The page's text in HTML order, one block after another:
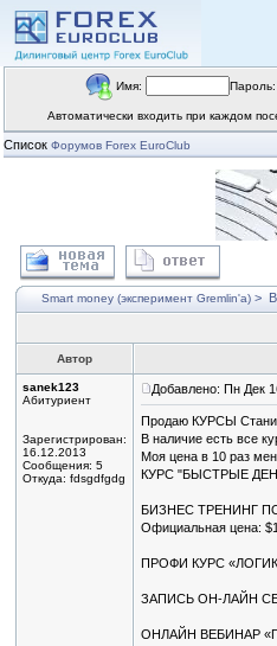
Имя: Пароль:
Автоматически входить при каждом
Список Форумов Forex EuroClub
Smart money (эксперимент Gremlin'a) >
Автор
sanek123
Абитуриент
Зарегистрирован:
16.12.2013
Сообщения: 5
Откуда: fdsgdfgdg
Добавлено: Пн Дек
Продаю КУРСЫ
В наличие есть все
Моя цена в 10 раз
КУРС "БЫСТРЫЕ
БИЗНЕС ТРЕНИНГ
Официальная цена:
ПРОФИ КУРС
ЗАПИСЬ ОН-ЛАЙН
ОНЛАЙН ВЕБИНАР